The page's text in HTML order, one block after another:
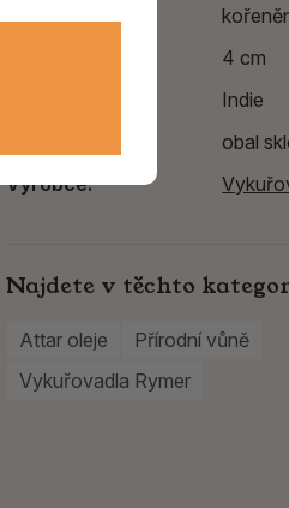
4 cm
Indie
obal
Výrobce:
Najdete v těchto
Attar oleje
Přírodní vůně
Vykuřovadla Rymer